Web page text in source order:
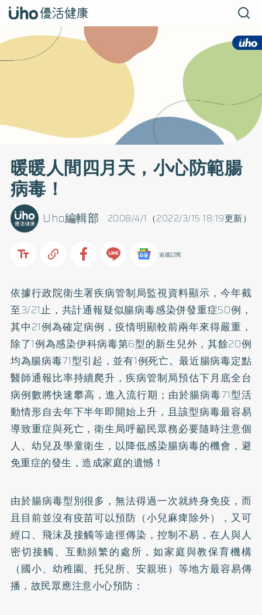
暖暖人間四月天，小心防範腸
病毒！
2008/4/1（2022/3/15 18:19更新）
Uho編輯部
追蹤訂閱
依據行政院衛生署疾病管制局監視資料顯示，今年截
至3/21止，共計通報疑似腸病毒感染併發重症50例，
其中21例為確定病例，疫情明顯較前兩年來得嚴重，
除了1例為感染伊科病毒第6型的新生兒外，其餘20例
均為腸病毒71型引起，並有1例死亡。最近腸病毒定點
醫師通報比率持續爬升，疾病管制局預估下月底全台
病例數將快速攀高，進入流行期；由於腸病毒71型活
動情形自去年下半年即開始上升，且該型病毒最容易
導致重症與死亡，衛生局呼籲民眾務必要隨時注意個
人、幼兒及學童衛生，以降低感染腸病毒的機會，避
免重症的發生，造成家庭的遺憾！
由於腸病毒型別很多，無法得過一次就終身免疫，而
且目前並沒有疫苗可以預防（小兒麻痺除外），又可
經口、飛沫及接觸等途徑傳染，控制不易，在人與人
密切接觸、互動頻繁的處所，如家庭與教保育機構
（國小、幼稚園、托兒所、安親班）等地方最容易傳
播，故民眾應注意小心預防：